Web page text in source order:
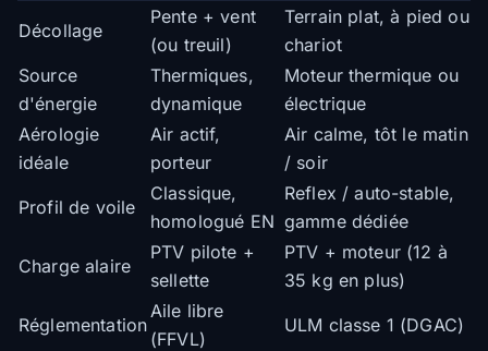
Décollage
Pente + vent
(ou treuil)
Terrain plat, à pied ou
chariot
Source
d'énergie
Thermiques,
dynamique
Moteur thermique ou
électrique
Aérologie
idéale
Air actif,
porteur
Air calme, tôt le matin
/ soir
Profil de voile
Classique,
homologué EN
Reflex / auto-stable,
gamme dédiée
Charge alaire
PTV pilote +
sellette
PTV + moteur (12 à
35 kg en plus)
Réglementation
Aile libre
(FFVL)
ULM classe 1 (DGAC)